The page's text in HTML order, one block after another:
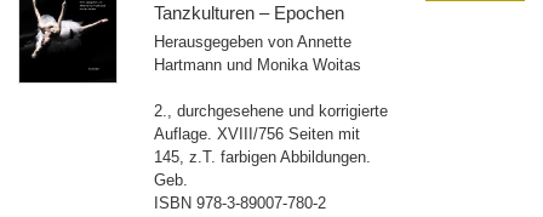
Tanzkulturen – Epochen
Herausgegeben von Annette
Hartmann und Monika Woitas
2., durchgesehene und korrigierte
Auflage. XVIII/756 Seiten mit
145, z.T. farbigen Abbildungen.
Geb.
ISBN 978-3-89007-780-2